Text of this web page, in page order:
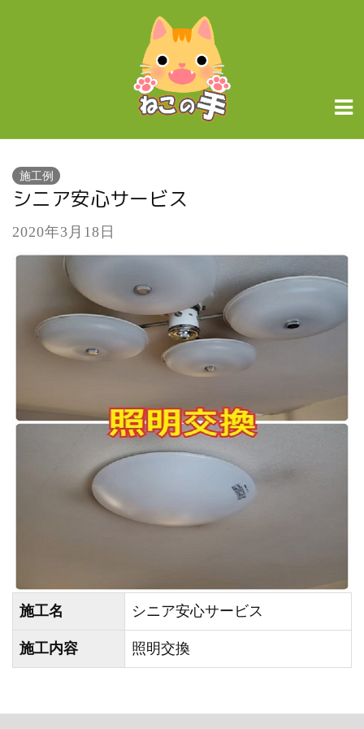
施工例
シニア安心サービス
2020年3月18日
施工名 シニア安心サービス
施工内容 照明交換